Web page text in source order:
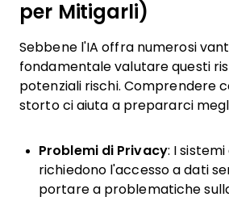
per Mitigarli)
Sebbene l'IA offra numerosi
fondamentale valutare questi
potenziali rischi. Comprendere
storto ci aiuta a prepararci
Problemi di Privacy: I sistemi
richiedono l'accesso a dati
portare a problematiche